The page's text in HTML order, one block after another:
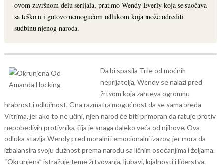
ovom završnom delu serijala, pratimo Wendy Everly koja se suočava
sa teškom i gotovo nemogućom odlukom koja može odrediti
sudbinu njenog naroda.
Da bi spasila Trile od moćnih
neprijatelja, Wendy se nalazi pred
žrtvom koja zahteva ogromnu
hrabrost i odlučnost. Ona razmatra mogućnost da se sama preda
Vitrima, jer ako to ne učini, njen narod će biti primoran da ratuje protiv
nepobedivih protivnika, čija je snaga daleko veća od njihove. Ova
odluka stavlja Wendy pred moralni i emocionalni izazov, jer mora da
izbalansira svoju dužnost prema narodu sa ličnim osećanjima i željama.
“Okrunjena” istražuje teme žrtvovanja, ljubavi, lojalnosti i liderstva.